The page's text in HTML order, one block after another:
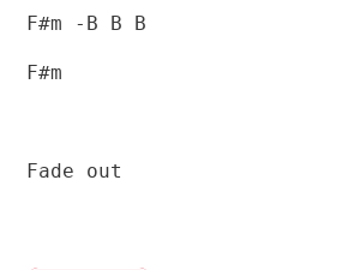
F#m -B B B
F#m
Fade out